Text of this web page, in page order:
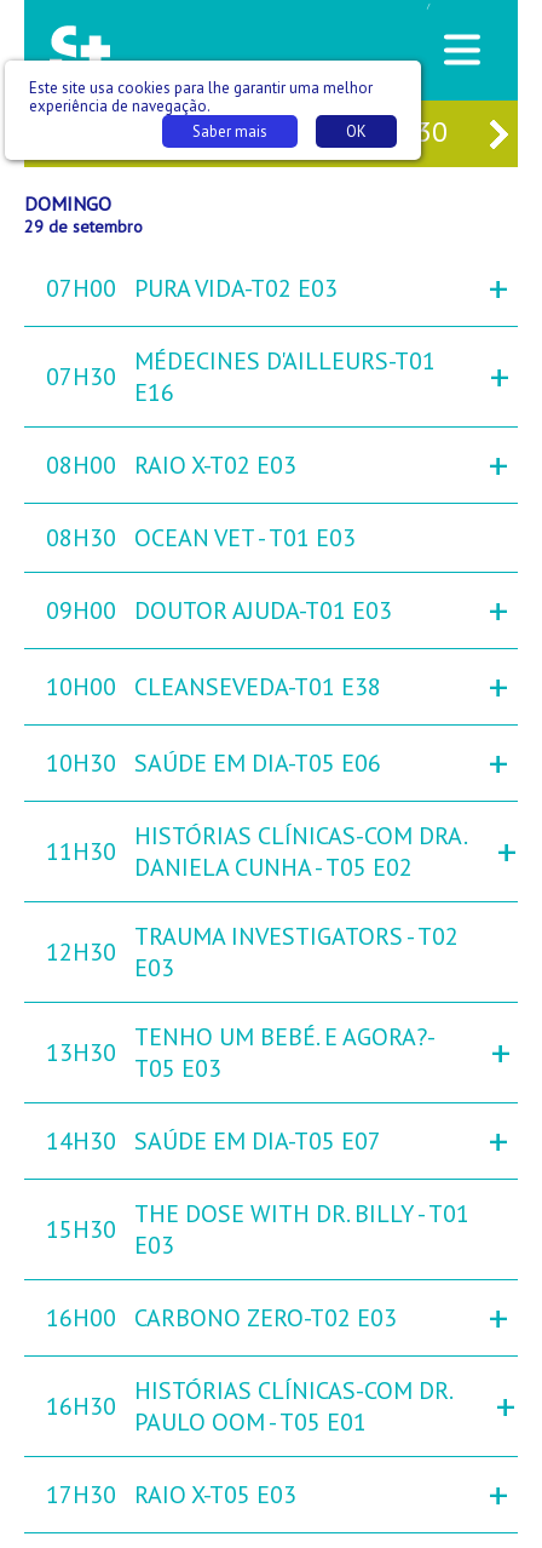
/
28 DOM 29 SEG 30
DOMINGO
29 de setembro
07H00 PURA VIDA-T02 E03 +
07H30
MÉDECINES D'AILLEURS-T01
E16
+
08H00 RAIO X-T02 E03 +
08H30 OCEAN VET - T01 E03
09H00 DOUTOR AJUDA-T01 E03 +
10H00 CLEANSEVEDA-T01 E38 +
10H30 SAÚDE EM DIA-T05 E06 +
11H30
HISTÓRIAS CLÍNICAS-COM DRA.
DANIELA CUNHA - T05 E02
+
12H30
TRAUMA INVESTIGATORS - T02
E03
13H30
TENHO UM BEBÉ. E AGORA?-
T05 E03
+
14H30 SAÚDE EM DIA-T05 E07 +
15H30
THE DOSE WITH DR. BILLY - T01
E03
16H00 CARBONO ZERO-T02 E03 +
16H30
HISTÓRIAS CLÍNICAS-COM DR.
PAULO OOM - T05 E01
+
17H30 RAIO X-T05 E03 +
Este site usa cookies para lhe garantir uma melhor
experiência de navegação.
OK
Saber mais